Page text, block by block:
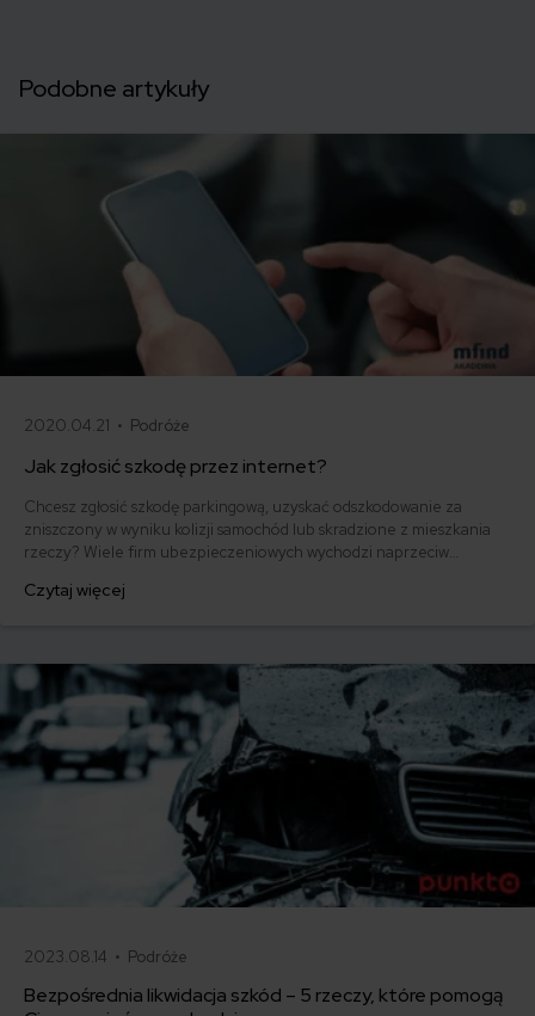
Podobne artykuły
2020.04.21 • Podróże
Jak zgłosić szkodę przez internet?
Chcesz zgłosić szkodę parkingową, uzyskać odszkodowanie za
zniszczony w wyniku kolizji samochód lub skradzione z mieszkania
rzeczy? Wiele firm ubezpieczeniowych wychodzi naprzeciw
internet. Sprawdź, jak zgłosić szkodę przez internet u wiodących na
Czytaj więcej
2023.08.14 • Podróże
Bezpośrednia likwidacja szkód – 5 rzeczy, które pomogą